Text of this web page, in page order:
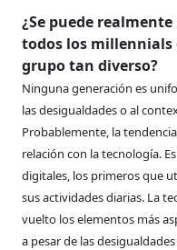
¿Se puede
todos los millennials
grupo tan diverso?
Ninguna generación es
las desigualdades o al
Probablemente, la
relación con la tecnología.
digitales, los primeros que
sus actividades diarias. La
vuelto los elementos más
a pesar de las